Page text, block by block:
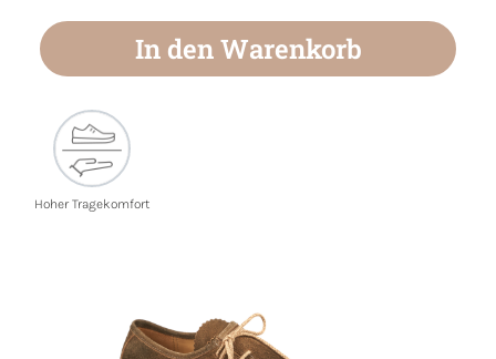
In den Warenkorb
Hoher Tragekomfort